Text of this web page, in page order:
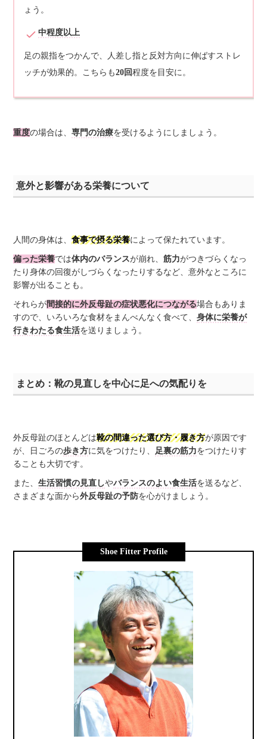
ょう。
中程度以上
足の親指をつかんで、人差し指と反対方向に伸ばすストレ
ッチが効果的。こちらも20回程度を目安に。
重度の場合は、専門の治療を受けるようにしましょう。
意外と影響がある栄養について
人間の身体は、食事で摂る栄養によって保たれています。
偏った栄養では体内のバランスが崩れ、筋力がつきづらくなっ
たり身体の回復がしづらくなったりするなど、意外なところに
影響が出ることも。
それらが間接的に外反母趾の症状悪化につながる場合もありま
すので、いろいろな食材をまんべんなく食べて、身体に栄養が
行きわたる食生活を送りましょう。
まとめ：靴の見直しを中心に足への気配りを
外反母趾のほとんどは靴の間違った選び方・履き方が原因です
が、日ごろの歩き方に気をつけたり、 足裏の筋力をつけたりす
ることも大切です。
また、生活習慣の見直しやバランスのよい食生活を送るなど、
さまざまな面から外反母趾の予防を心がけましょう。
Shoe Fitter Profile